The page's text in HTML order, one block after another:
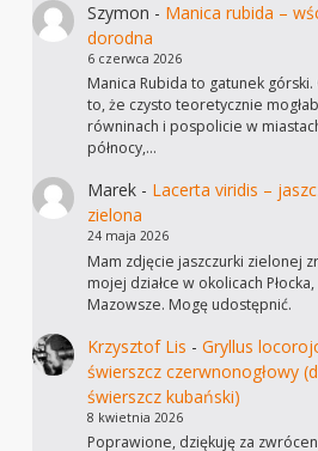
Szymon - Manica rubida –
dorodna
6 czerwca 2026
Manica Rubida to gatunek górski.
to, że czysto teoretycznie
równinach i pospolicie w
północy,…
Marek- Lacerta viridis –
zielona
24 maja 2026
Mam zdjęcie jaszczurki zielonej
mojej działce w okolicach Płocka,
Mazowsze. Mogę udostępnić.
Krzysztof Lis - Gryllus
świerszcz czerwnonogłowy
świerszcz kubański)
8 kwietnia 2026
Poprawione, dziękuję za